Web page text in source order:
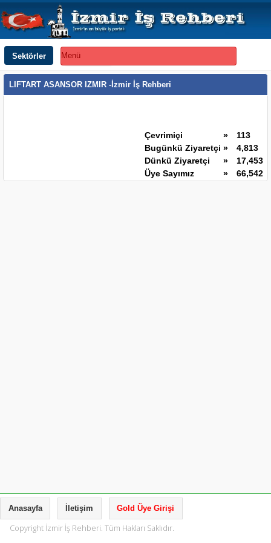
Sektörler Menü
LIFTART ASANSOR IZMIR -İzmir İş Rehberi
Çevrimiçi »
113
Bugünkü Ziyaretçi »
4,813
Dünkü Ziyaretçi
»
17,453
Üye Sayımız
» 66,542
Anasayfa İletişim Gold Üye Girişi
Copyright İzmir İş Rehberi. Tüm Hakları Saklıdır.